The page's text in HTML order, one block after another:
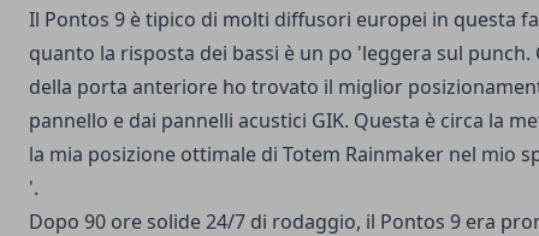
Il Pontos 9 è tipico di molti diffusori europei in questa
quanto la risposta dei bassi è un po 'leggera sul punch.
della porta anteriore ho trovato il miglior
pannello e dai pannelli acustici GIK. Questa è circa la
la mia posizione ottimale di Totem Rainmaker nel mio
'.
Dopo 90 ore solide 24/7 di rodaggio, il Pontos 9 era